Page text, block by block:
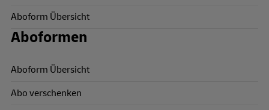
Aboform Übersicht
Aboformen
Aboform Übersicht
Abo verschenken